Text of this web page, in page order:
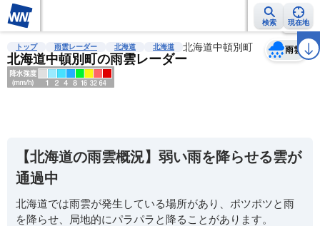
検索 現在地
雨雲レーダー 台風情報 地震情報 警報・注意報 2週間天気 ラ
トップ 雨雲レーダー 北海道 北海道 北海道中頓別町
北海道中頓別町の雨雲レーダー
雨雲
天気 台風
【北海道の雨雲概況】弱い雨を降らせる雲が
通過中
北海道では雨雲が発生している場所があり、ポツポツと雨
を降らせ、局地的にパラパラと降ることがあります。